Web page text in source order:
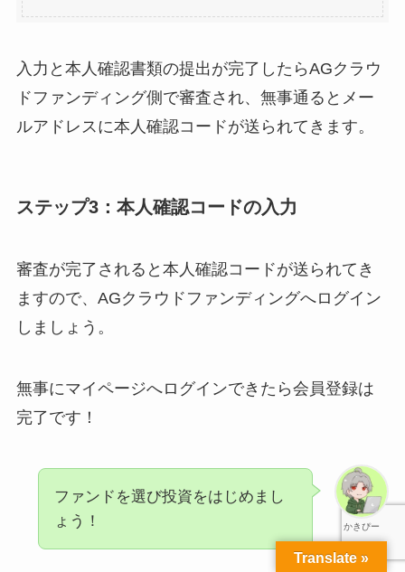
入力と本人確認書類の提出が完了したらAGクラウ
ドファンディング側で審査され、無事通るとメー
ルアドレスに本人確認コードが送られてきます。
ステップ3：本人確認コードの入力
審査が完了されると本人確認コードが送られてき
ますので、AGクラウドファンディングへログイン
しましょう。
無事にマイページへログインできたら会員登録は
完了です！
かきぴー
ファンドを選び投資をはじめまし
ょう！
Translate »